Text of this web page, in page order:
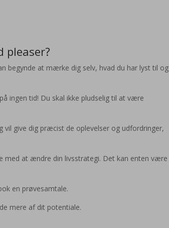
pleaser?
begynde at mærke dig selv, hvad du har lyst til og
ingen tid! Du skal ikke pludselig til at være
give dig præcist de oplevelser og udfordringer,
at ændre din livsstrategi. Det kan enten være
en prøvesamtale.
mere af dit potentiale.